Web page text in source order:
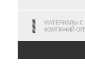
МАТЕРИАЛЫ С
КОМПАНИЙ